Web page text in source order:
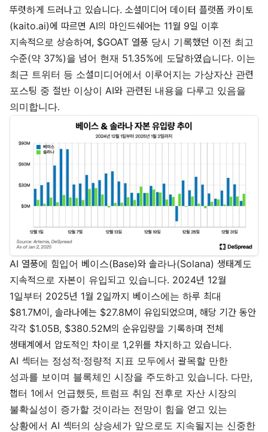
뚜렷하게 드러나고 있습니다. 소셜미디어 데이터 플랫폼 카이토
(kaito.ai)에 따르면 AI의 마인드쉐어는 11월 9일 이후
지속적으로 상승하여, $GOAT 열풍 당시 기록했던 이전 최고
수준(약 37%)을 넘어 현재 51.35%에 도달하였습니다. 이는
최근 트위터 등 소셜미디어에서 이루어지는 가상자산 관련
포스팅 중 절반 이상이 AI와 관련된 내용을 다루고 있음을
의미합니다.
AI 열풍에 힘입어 베이스(Base)와 솔라나(Solana) 생태계도
지속적으로 자본이 유입되고 있습니다. 2024년 12월
1일부터 2025년 1월 2일까지 베이스에는 하루 최대
$81.7M이, 솔라나에는 $27.8M이 유입되었으며, 해당 기간 동안
각각 $1.05B, $380.52M의 순유입량을 기록하며 전체
생태계에서 압도적인 차이로 1,2위를 차지하고 있습니다.
AI 섹터는 정성적·정량적 지표 모두에서 괄목할 만한
성과를 보이며 블록체인 시장을 주도하고 있습니다. 다만,
챕터 1에서 언급했듯, 트럼프 취임 전후로 자산 시장의
불확실성이 증가할 것이라는 전망이 힘을 얻고 있는
상황에서 AI 섹터의 상승세가 앞으로도 지속될지는 신중한